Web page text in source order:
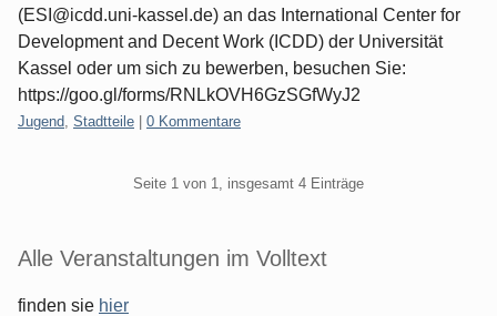
(ESI@icdd.uni-kassel.de) an das International Center for
Development and Decent Work (ICDD) der Universität
Kassel oder um sich zu bewerben, besuchen Sie:
https://goo.gl/forms/RNLkOVH6GzSGfWyJ2
Kategorien:
Jugend Stadtteile 0 Kommentare
Seite 1 von 1, insgesamt 4 Einträge
Seitenleiste
Alle Veranstaltungen im Volltext
finden sie hier